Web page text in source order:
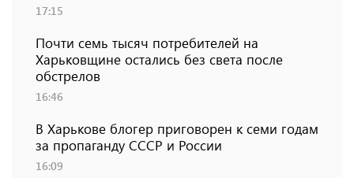
17:15
Почти семь тысяч потребителей на
Харьковщине остались без света после
обстрелов
16:46
В Харькове блогер приговорен к семи годам
за пропаганду СССР и России
16:09